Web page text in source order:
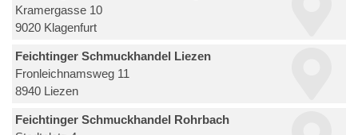
Kramergasse 10
9020 Klagenfurt
Feichtinger Schmuckhandel Liezen
Fronleichnamsweg 11
8940 Liezen
Feichtinger Schmuckhandel Rohrbach